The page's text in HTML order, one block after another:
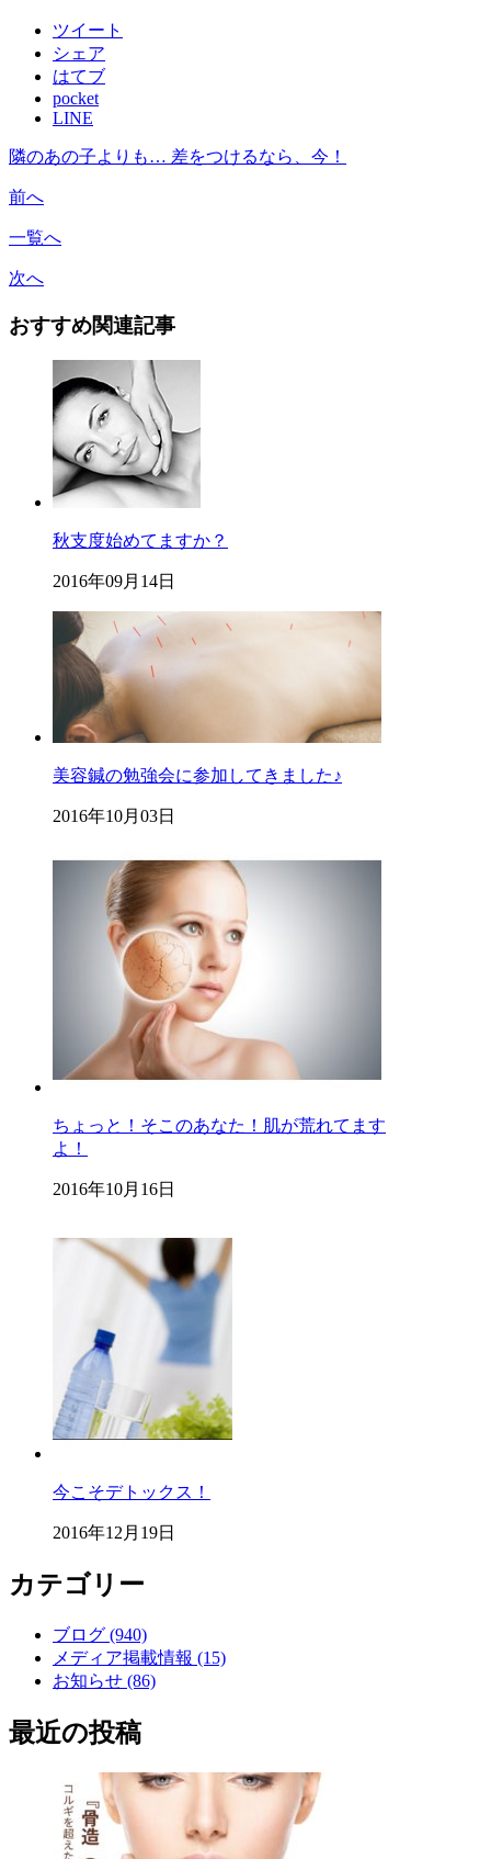
ツイート
シェア
はてブ
pocket
LINE
隣のあの子よりも… 差をつけるなら、今！
前へ
一覧へ
次へ
おすすめ関連記事
秋支度始めてますか？
2016年09月14日
美容鍼の勉強会に参加してきました♪
2016年10月03日
ちょっと！そこのあなた！肌が荒れてます
よ！
2016年10月16日
今こそデトックス！
2016年12月19日
カテゴリー
ブログ (940)
メディア掲載情報 (15)
お知らせ (86)
最近の投稿